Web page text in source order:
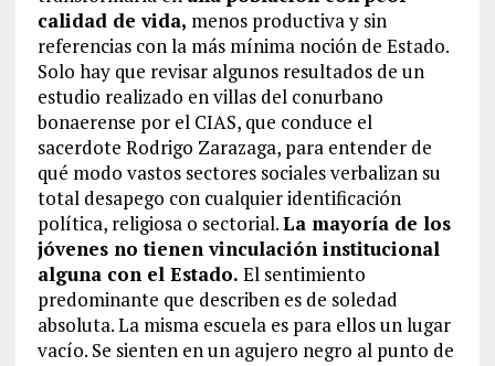
calidad de vida, menos productiva y sin
referencias con la más mínima noción de Estado.
Solo hay que revisar algunos resultados de un
estudio realizado en villas del conurbano
bonaerense por el CIAS, que conduce el
sacerdote Rodrigo Zarazaga, para entender de
qué modo vastos sectores sociales verbalizan su
total desapego con cualquier identificación
política, religiosa o sectorial.La mayoría de los
jóvenes no tienen vinculación institucional
alguna con el Estado. El sentimiento
predominante que describen es de soledad
absoluta. La misma escuela es para ellos un lugar
vacío. Se sienten en un agujero negro al punto de